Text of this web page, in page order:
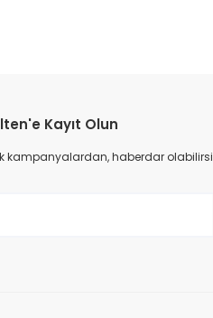
Kayıt Olun
kampanyalardan, haberdar